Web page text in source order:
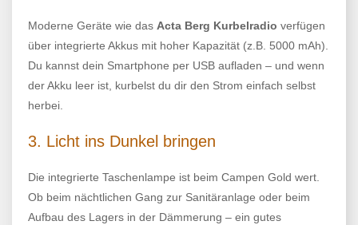
Moderne Geräte wie das Acta Berg Kurbelradio verfügen
über integrierte Akkus mit hoher Kapazität (z.B. 5000 mAh).
Du kannst dein Smartphone per USB aufladen – und wenn
der Akku leer ist, kurbelst du dir den Strom einfach selbst
herbei.
3. Licht ins Dunkel bringen
Die integrierte Taschenlampe ist beim Campen Gold wert.
Ob beim nächtlichen Gang zur Sanitäranlage oder beim
Aufbau des Lagers in der Dämmerung – ein gutes